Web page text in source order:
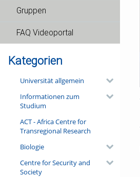
Gruppen
FAQ Videoportal
Kategorien
Universität allgemein
Informationen zum
Studium
ACT - Africa Centre for
Transregional Research
Biologie
Centre for Security and
Society